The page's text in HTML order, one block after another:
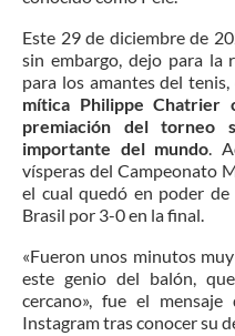
Este 29 de diciembre de
sin embargo, dejo para la
para los amantes del tenis,
mítica Philippe
premiación del torneo
importante del mundo .
vísperas del Campeonato
el cual quedó en poder
Brasil por 3-0 en la final.
«Fueron unos minutos
este genio del balón,
cercano», fue el
Instagram tras conocer su